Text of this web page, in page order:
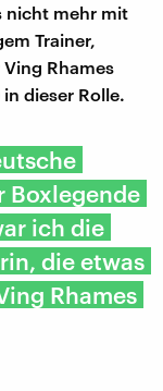
nicht mehr mit
Trainer,
Rhames
dieser Rolle.
Boxlegende
ich die
die etwas
Rhames